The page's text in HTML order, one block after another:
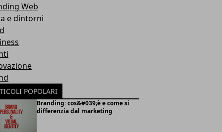
Web
e dintorni
POPOLARI
Branding: cos&#039;è e come si
differenzia dal marketing